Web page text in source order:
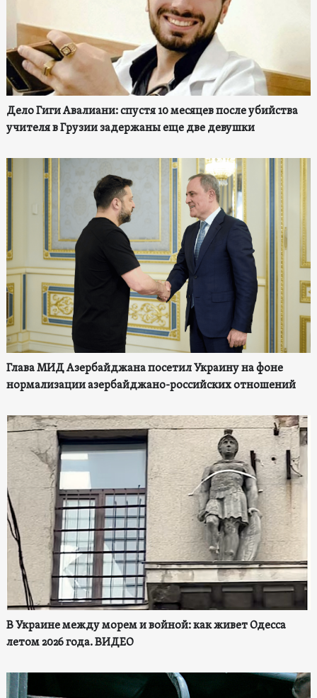
Дело Гиги Авалиани: спустя 10 месяцев после убийства
учителя в Грузии задержаны еще две девушки
Глава МИД Азербайджана посетил Украину на фоне
нормализации азербайджано-российских отношений
В Украине между морем и войной: как живет Одесса
летом 2026 года. ВИДЕО